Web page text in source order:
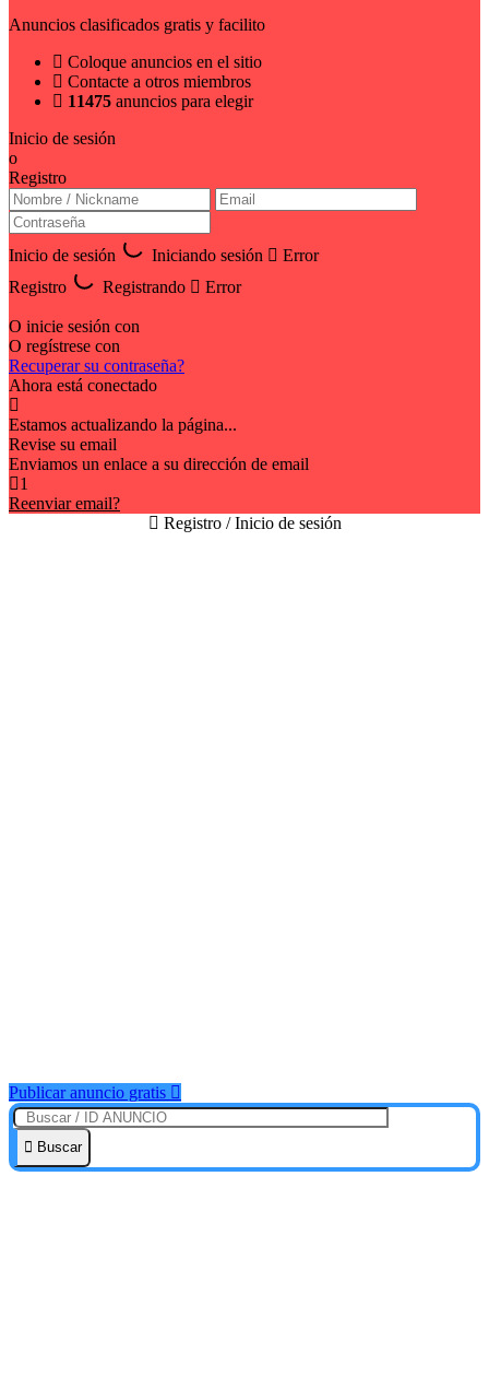
Anuncios clasificados gratis y facilito
Coloque anuncios en el sitio
Contacte a otros miembros
11475 anuncios para elegir
Inicio de sesión
o
Registro
Inicio de sesión Iniciando sesión
Error
Registro
Registrando Error
O inicie sesión con
O regístrese con
Recuperar su contraseña?
Ahora está conectado
Estamos actualizando la página...
Revise su email
Enviamos un enlace a su dirección de email
1
Reenviar email?
Registro / Inicio de sesión
Publicar anuncio gratis
Buscar